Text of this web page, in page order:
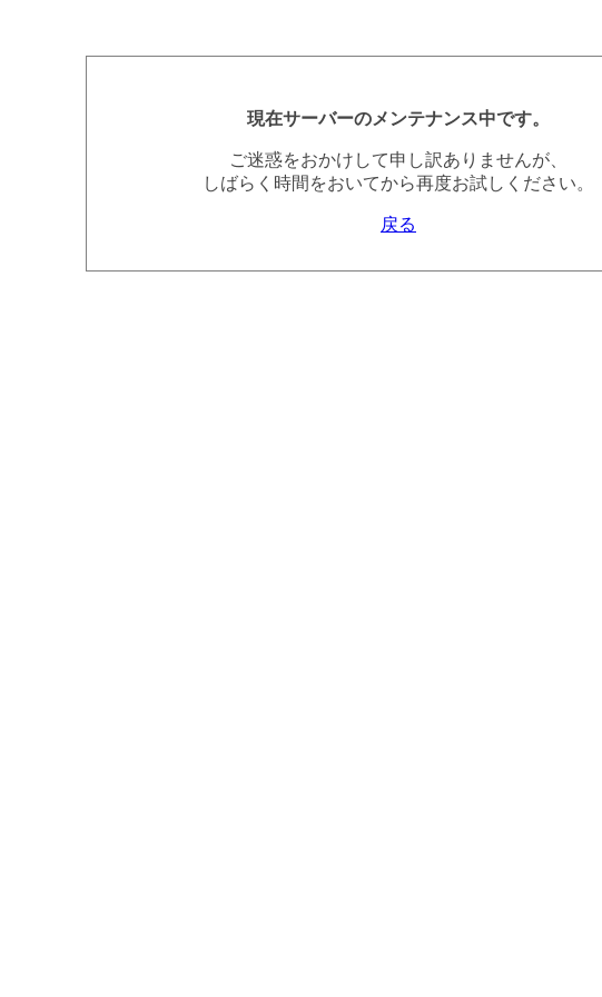
現在サーバーのメンテナンス中です。
ご迷惑をおかけして申し訳ありませんが、
しばらく時間をおいてから再度お試しください。
戻る